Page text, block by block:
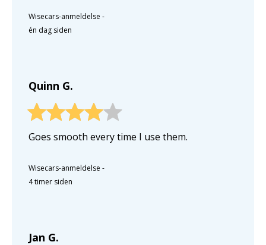
Wisecars-anmeldelse -
én dag siden
Quinn G.
Goes smooth every time I use them.
Wisecars-anmeldelse -
4 timer siden
Jan G.